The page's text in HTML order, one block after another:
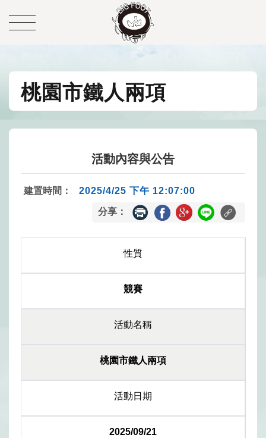
桃園市鐵人兩項
活動內容與公告
建置時間： 2025/4/25 下午 12:07:00
分享：
性質
競賽
活動名稱
桃園市鐵人兩項
活動日期
2025/09/21